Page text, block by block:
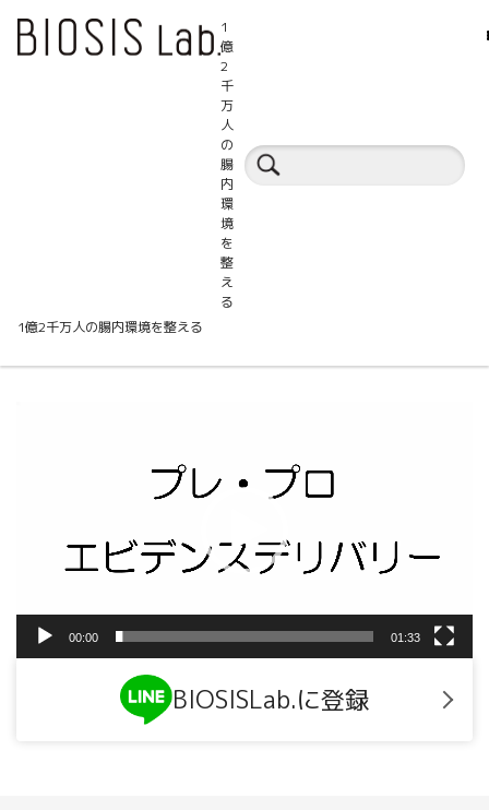
1
億
2
千
万
人
の
腸
内
環
境
を
整
え
る
1億2千万人の腸内環境を整える
セミナートピックス
加熱殺菌L. plantarum FM8およびケスト
ースとペンギンの腸内毒素遺伝子
00:00 01:33
BIOSISLab.に登録